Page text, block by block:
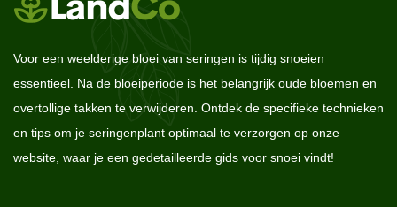
Voor een weelderige bloei van seringen is tijdig snoeien
essentieel. Na de bloeiperiode is het belangrijk oude bloemen en
overtollige takken te verwijderen. Ontdek de specifieke technieken
en tips om je seringenplant optimaal te verzorgen op onze
website, waar je een gedetailleerde gids voor snoei vindt!